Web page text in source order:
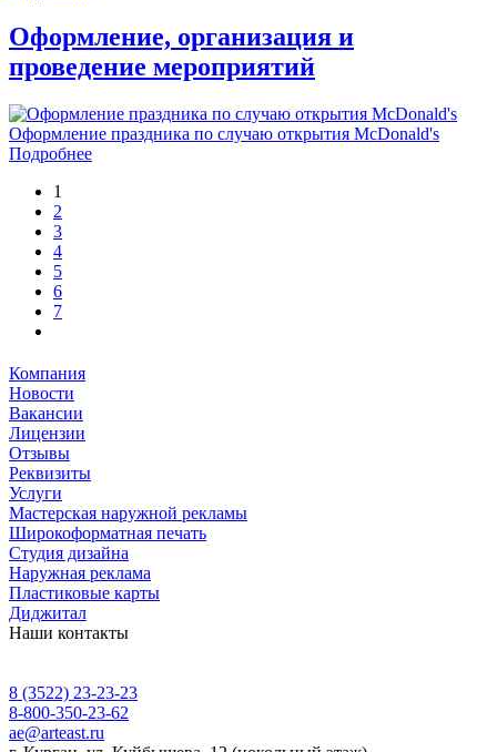
Оформление, организация и
проведение мероприятий
Оформление праздника по случаю открытия McDonald's
Подробнее
1
2
3
4
5
6
7
Компания
Новости
Вакансии
Лицензии
Отзывы
Реквизиты
Услуги
Мастерская наружной рекламы
Широкоформатная печать
Студия дизайна
Наружная реклама
Пластиковые карты
Диджитал
Наши контакты
8 (3522) 23-23-23
8-800-350-23-62
ae@arteast.ru